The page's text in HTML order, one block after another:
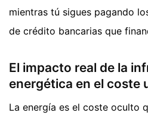
mientras tú sigues pagando
de crédito bancarias que
El impacto real de la
energética en el coste
La energía es el coste oculto